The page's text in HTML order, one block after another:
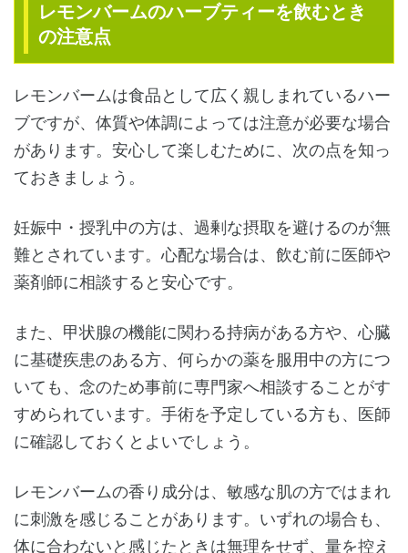
レモンバームのハーブティーを飲むとき
の注意点
レモンバームは食品として広く親しまれているハー
ブですが、体質や体調によっては注意が必要な場合
があります。安心して楽しむために、次の点を知っ
ておきましょう。
妊娠中・授乳中の方は、過剰な摂取を避けるのが無
難とされています。心配な場合は、飲む前に医師や
薬剤師に相談すると安心です。
また、甲状腺の機能に関わる持病がある方や、心臓
に基礎疾患のある方、何らかの薬を服用中の方につ
いても、念のため事前に専門家へ相談することがす
すめられています。手術を予定している方も、医師
に確認しておくとよいでしょう。
レモンバームの香り成分は、敏感な肌の方ではまれ
に刺激を感じることがあります。いずれの場合も、
体に合わないと感じたときは無理をせず、量を控え